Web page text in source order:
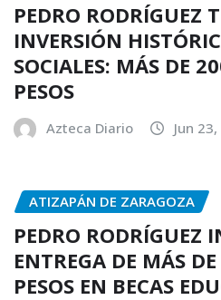
PEDRO RODRÍGUEZ
INVERSIÓN
SOCIALES: MÁS DE
PESOS
Azteca Diario Jun
ATIZAPÁN DE ZARAGOZA
PEDRO RODRÍGUEZ
ENTREGA DE MÁS
PESOS EN BECAS